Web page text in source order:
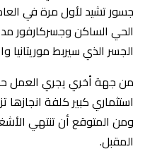
جسور تشيد لأول مرة في
الحي الساكن وجسركارفور
الجسر الذي سيربط موريتانيا
ومن المتوقع أن تنتهي
المقبل.